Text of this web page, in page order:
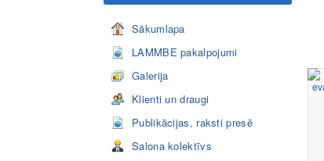
Sākumlapa
LAMMBE pakalpojumi
Galerija
Klienti un draugi
Publikācijas, raksti presē
Salona kolektīvs